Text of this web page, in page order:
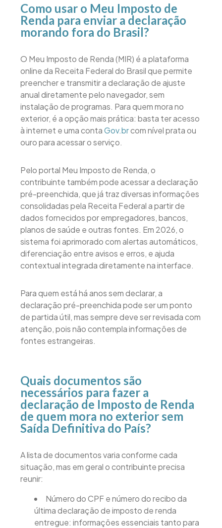
Como usar o Meu Imposto de
Renda para enviar a declaração
morando fora do Brasil?
O Meu Imposto de Renda (MIR) é a plataforma
online da Receita Federal do Brasil que permite
preencher e transmitir a declaração de ajuste
anual diretamente pelo navegador, sem
instalação de programas. Para quem mora no
exterior, é a opção mais prática: basta ter acesso
à internet e uma contaGov.brcom nível prata ou
ouro para acessar o serviço.
Pelo portal Meu Imposto de Renda, o
contribuinte também pode acessar a declaração
pré-preenchida, que já traz diversas informações
consolidadas pela Receita Federal a partir de
dados fornecidos por empregadores, bancos,
planos de saúde e outras fontes. Em 2026, o
sistema foi aprimorado com alertas automáticos,
diferenciação entre avisos e erros, e ajuda
contextual integrada diretamente na interface.
Para quem está há anos sem declarar, a
declaração pré-preenchida pode ser um ponto
de partida útil, mas sempre deve ser revisada com
atenção, pois não contempla informações de
fontes estrangeiras.
Quais documentos são
necessários para fazer a
declaração de Imposto de Renda
de quem mora no exterior sem
Saída Definitiva do País?
A lista de documentos varia conforme cada
situação, mas em geral o contribuinte precisa
reunir:
Número do CPF e número do recibo da
última declaração de imposto de renda
entregue: informações essenciais tanto para